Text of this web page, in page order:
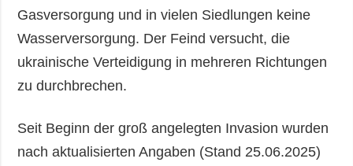
Gasversorgung und in vielen Siedlungen keine
Wasserversorgung. Der Feind versucht, die
ukrainische Verteidigung in mehreren Richtungen
zu durchbrechen.
Seit Beginn der groß angelegten Invasion wurden
nach aktualisierten Angaben (Stand 25.06.2025)